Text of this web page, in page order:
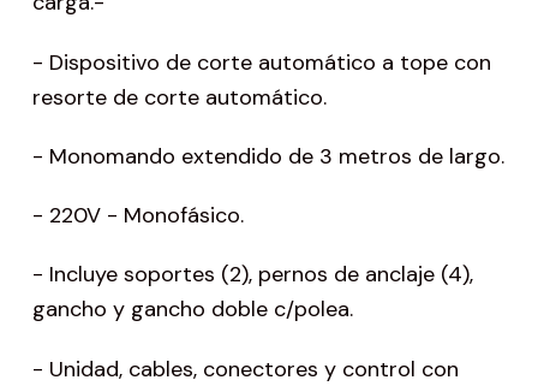
- Dispositivo de corte automático a tope con
resorte de corte automático.
- Monomando extendido de 3 metros de largo.
- 220V - Monofásico.
- Incluye soportes (2), pernos de anclaje (4),
gancho y gancho doble c/polea.
- Unidad, cables, conectores y control con